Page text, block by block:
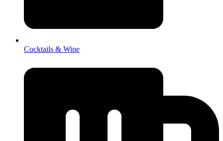
Cocktails & Wine